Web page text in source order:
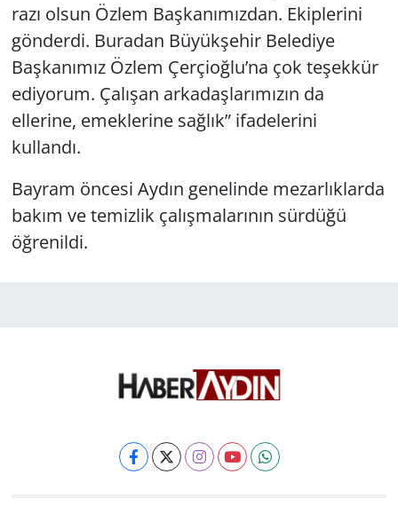
razı olsun Özlem Başkanımızdan. Ekiplerini
gönderdi. Buradan Büyükşehir Belediye
Başkanımız Özlem Çerçioğlu’na çok teşekkür
ediyorum. Çalışan arkadaşlarımızın da
ellerine, emeklerine sağlık” ifadelerini
kullandı.
Bayram öncesi Aydın genelinde mezarlıklarda
bakım ve temizlik çalışmalarının sürdüğü
öğrenildi.